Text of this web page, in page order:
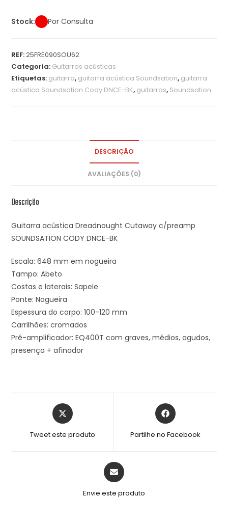
Stock: Por Consulta
REF:25FRE090SOU62
Categoria: Guitarras acústicas
Etiquetas: guitarra, guitarra acústica Soundsation, guitarra
acústica Soundsation Cody DNCE-BK, guitarras, Soundsation
DESCRIÇÃO
AVALIAÇÕES (0)
Descrição
Guitarra acústica Dreadnought Cutaway c/preamp
SOUNDSATION CODY DNCE-BK
Escala: 648 mm em nogueira
Tampo: Abeto
Costas e laterais: Sapele
Ponte: Nogueira
Espessura do corpo: 100-120 mm
Carrilhões: cromados
Pré-amplificador: EQ400T com graves, médios, agudos,
presença + afinador
Tweet este produto Partilhe no Facebook
Envie este produto